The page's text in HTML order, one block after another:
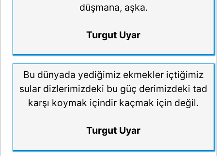
düşmana, aşka.
Turgut Uyar
Bu dünyada yediğimiz ekmekler içtiğimiz
sular dizlerimizdeki bu güç derimizdeki tad
karşı koymak içindir kaçmak için değil.
Turgut Uyar